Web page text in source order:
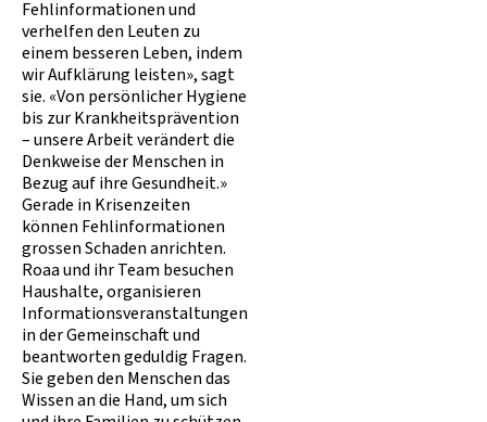
Fehlinformationen und
verhelfen den Leuten zu
einem besseren Leben, indem
wir Aufklärung leisten», sagt
sie. «Von persönlicher Hygiene
bis zur Krankheitsprävention
– unsere Arbeit verändert die
Denkweise der Menschen in
Bezug auf ihre Gesundheit.»
Gerade in Krisenzeiten
können Fehlinformationen
grossen Schaden anrichten.
Roaa und ihr Team besuchen
Haushalte, organisieren
Informationsveranstaltungen
in der Gemeinschaft und
beantworten geduldig Fragen.
Sie geben den Menschen das
Wissen an die Hand, um sich